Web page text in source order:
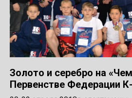
Золото и серебро на
Первенстве Федерации